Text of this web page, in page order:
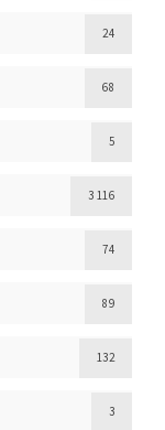
24
68
5
3 116
74
89
132
3